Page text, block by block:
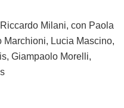
Milani, con Paola
Lucia Mascino,
Giampaolo Morelli,